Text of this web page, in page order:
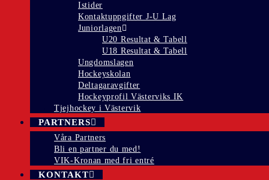
Istider
Kontaktuppgifter J-U Lag
Juniorlagen
U20 Resultat & Tabell
U18 Resultat & Tabell
Ungdomslagen
Hockeyskolan
Deltagaravgifter
Hockeyprofil Västerviks IK
Tjejhockey i Västervik
PARTNERS
Våra Partners
Bli en partner du med!
VIK-Kronan med fri entré
KONTAKT